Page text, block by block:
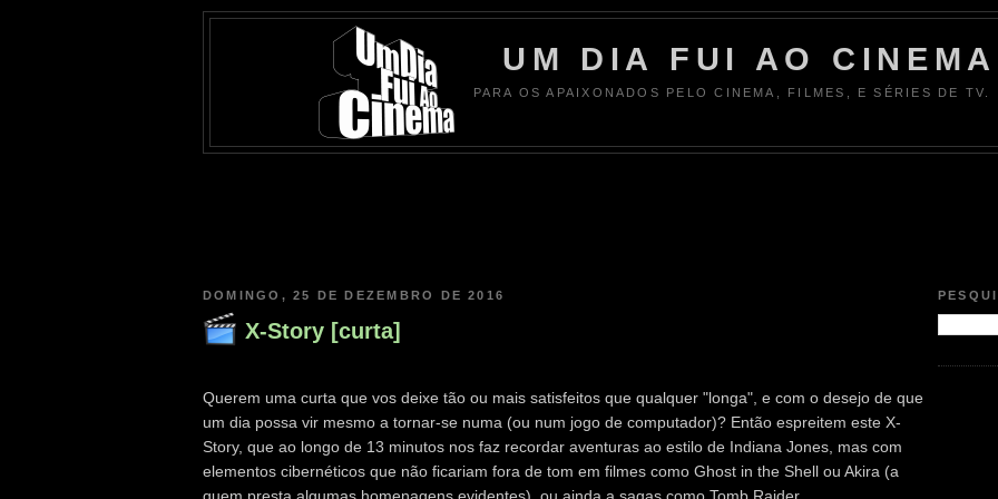
UM DIA FUI AO CINEMA
PARA OS APAIXONADOS PELO CINEMA, FILMES, E SÉRIES DE TV.
DOMINGO, 25 DE DEZEMBRO DE 2016
X-Story [curta]
Querem uma curta que vos deixe tão ou mais satisfeitos que qualquer "longa", e com o desejo de que
um dia possa vir mesmo a tornar-se numa (ou num jogo de computador)? Então espreitem este X-
Story, que ao longo de 13 minutos nos faz recordar aventuras ao estilo de Indiana Jones, mas com
elementos cibernéticos que não ficariam fora de tom em filmes como Ghost in the Shell ou Akira (a